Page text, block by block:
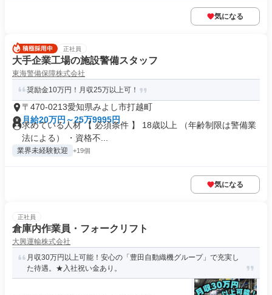
気になる
正社員
大手企業工場の施設警備スタッフ
東海警備保障株式会社
奨励金10万円！月収25万以上可！
〒470-0213愛知県みよし市打越町
月給20万円～25万9995円
求めている人材 【 必須条件 】 18歳以上 （年齢制限は警備業
法による） ・資格不...
業界未経験歓迎 +19個
気になる
正社員
倉庫内作業員・フォークリフト
大興運輸株式会社
月収30万円以上可能！安心の「豊田自動織機グループ」で充実し
た待遇。★入社祝い金あり。